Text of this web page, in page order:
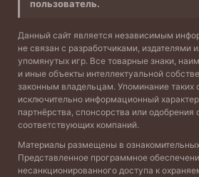
пользователь.
Данный сайт является независимым
не связан с разработчиками, издателями
упомянутых игр. Все товарные знаки,
и иные объекты интеллектуальной
законным владельцам. Упоминание таких
исключительно информационный
партнёрства, спонсорства или одобрения
соответствующих компаний.
Материалы размещены в
Представленное программное
несанкционированного доступа к